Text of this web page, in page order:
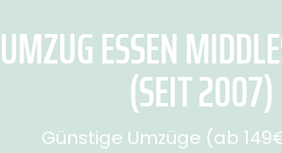
UMZUG ESSEN
(SEIT 2007)
Günstige Umzüge (ab